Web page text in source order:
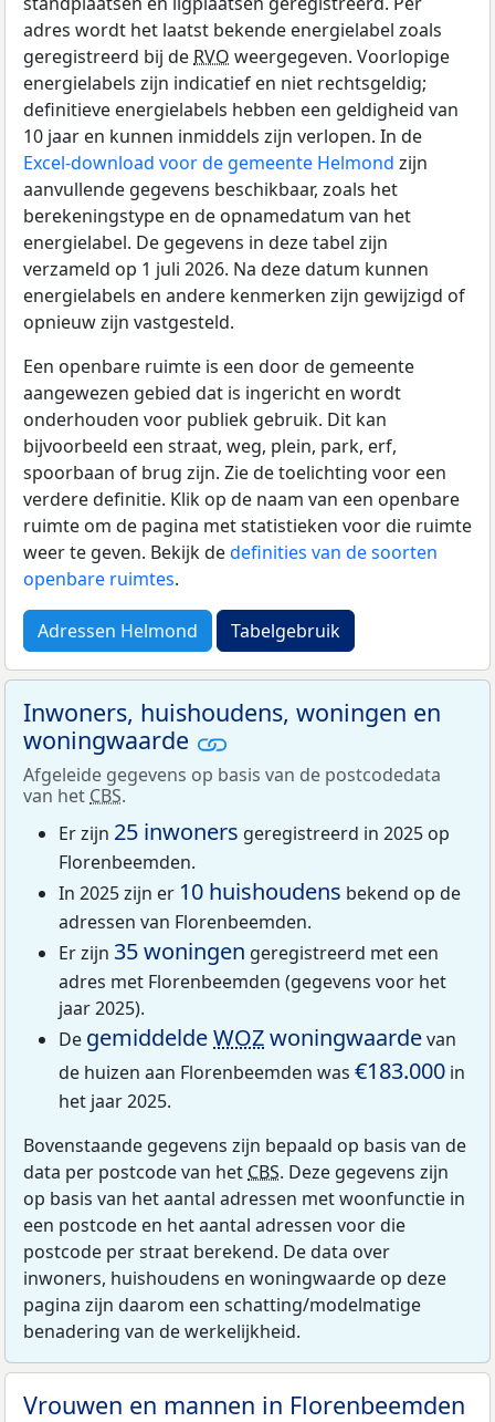
adres wordt het laatst bekende energielabel zoals
geregistreerd bij de RVO weergegeven. Voorlopige
energielabels zijn indicatief en niet rechtsgeldig;
definitieve energielabels hebben een geldigheid van
10 jaar en kunnen inmiddels zijn verlopen. In de
Excel-download voor de gemeente Helmond zijn
aanvullende gegevens beschikbaar, zoals het
berekeningstype en de opnamedatum van het
energielabel. De gegevens in deze tabel zijn
verzameld op 1 juli 2026. Na deze datum kunnen
energielabels en andere kenmerken zijn gewijzigd of
opnieuw zijn vastgesteld.
Een openbare ruimte is een door de gemeente
aangewezen gebied dat is ingericht en wordt
onderhouden voor publiek gebruik. Dit kan
bijvoorbeeld een straat, weg, plein, park, erf,
spoorbaan of brug zijn. Zie de toelichting voor een
verdere definitie. Klik op de naam van een openbare
ruimte om de pagina met statistieken voor die ruimte
weer te geven. Bekijk dedefinities van de soorten
openbare ruimtes.
Adressen Helmond Tabelgebruik
Inwoners, huishoudens, woningen en
woningwaarde
Afgeleide gegevens op basis van de postcodedata
van het CBS.
Er zijn 25 inwoners geregistreerd in 2025 op
Florenbeemden.
In 2025 zijn er 10 huishoudens bekend op de
adressen van Florenbeemden.
Er zijn 35 woningen geregistreerd met een
adres met Florenbeemden (gegevens voor het
jaar 2025).
De gemiddeldeWOZwoningwaardevan
de huizen aan Florenbeemden was €183.000 in
het jaar 2025.
Bovenstaande gegevens zijn bepaald op basis van de
data per postcode van het CBS. Deze gegevens zijn
op basis van het aantal adressen met woonfunctie in
een postcode en het aantal adressen voor die
postcode per straat berekend. De data over
inwoners, huishoudens en woningwaarde op deze
pagina zijn daarom een schatting/modelmatige
benadering van de werkelijkheid.
Vrouwen en mannen in Florenbeemden